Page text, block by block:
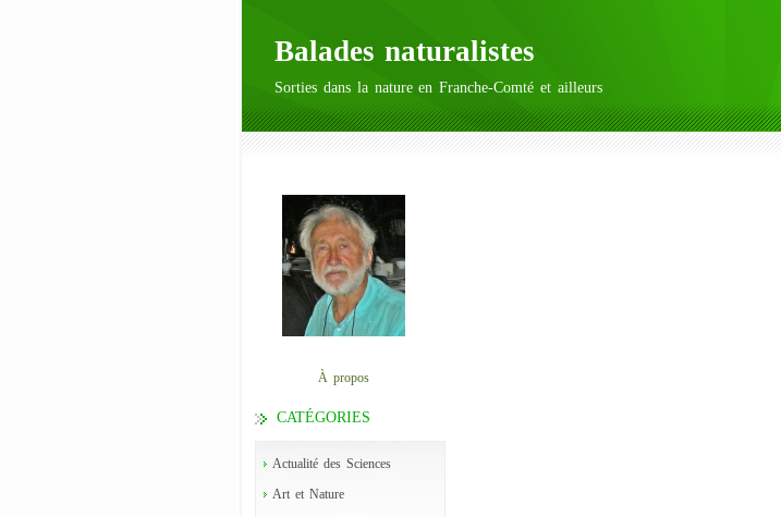
Balades naturalistes
Sorties dans la nature en Franche-Comté et ailleurs
À propos
CATÉGORIES
Actualité des Sciences
Art et Nature